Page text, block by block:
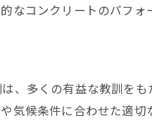
施工後に注意すべきフォ
実施後の効果測定の方法
住民からの評価とその影
なコンクリートのパフォ
、多くの有益な教訓を
気候条件に合わせた適